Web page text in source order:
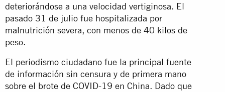
deteriorándose a una velocidad vertiginosa. El
pasado 31 de julio fue hospitalizada por
malnutrición severa, con menos de 40 kilos de
peso.
El periodismo ciudadano fue la principal fuente
de información sin censura y de primera mano
sobre el brote de COVID-19 en China. Dado que